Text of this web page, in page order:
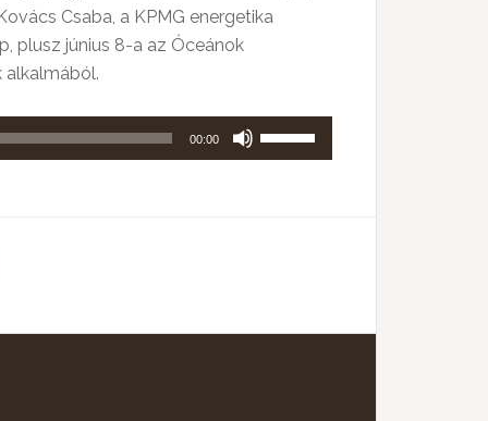
Csaba, a KPMG energetika
plusz június 8-a az Óceánok
alkalmából.
00:00
hangerő
illetőleg